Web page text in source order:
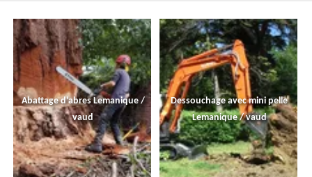
Abattage d'abres Lemanique /
vaud
Dessouchage avec mini pelle
Lemanique / vaud